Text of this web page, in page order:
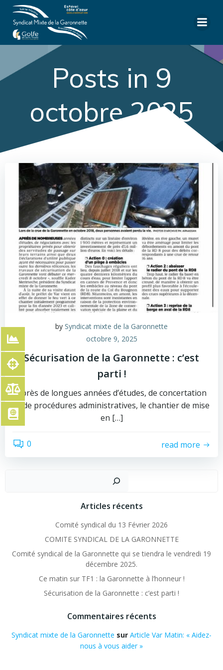
Posts in 9
octobre 2025
by Syndicat mixte de la Garonnette
octobre 9, 2025
Sécurisation de la Garonnette : c’est
parti !
Après de longues années d’études, de concertation
et de procédures administratives, le chantier de mise
en […]
0 read more
Articles récents
Comité syndical du 13 Février 2026
COMITE SYNDICAL DE LA GARONNETTE
Comité syndical de la Garonnette qui se tiendra le vendredi 19
décembre 2025.
Ce matin sur TF1 : la Garonnette à l’honneur !
Sécurisation de la Garonnette : c’est parti !
Commentaires récents
Syndicat mixte de la Garonnette sur Article Var Matin: « Aidez-
nous à vous aider »